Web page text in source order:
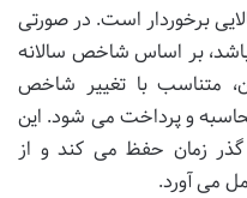
برخوردار است. در صورتی
باشد، بر اساس شاخص سالانه
متناسب با تغییر شاخص
و پرداخت می شود. این
گذر زمان حفظ می کند و از
می آورد.